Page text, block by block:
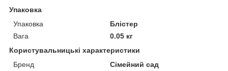
Упаковка
Упаковка
Блістер
Вага
0.05 кг
Користувальницькі характеристики
Бренд
Сімейний сад